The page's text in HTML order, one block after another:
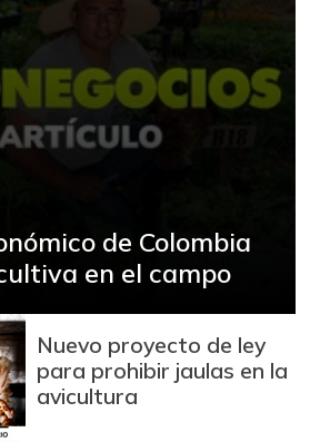
de Colombia
en el campo
Nuevo proyecto de ley
para prohibir jaulas en la
avicultura